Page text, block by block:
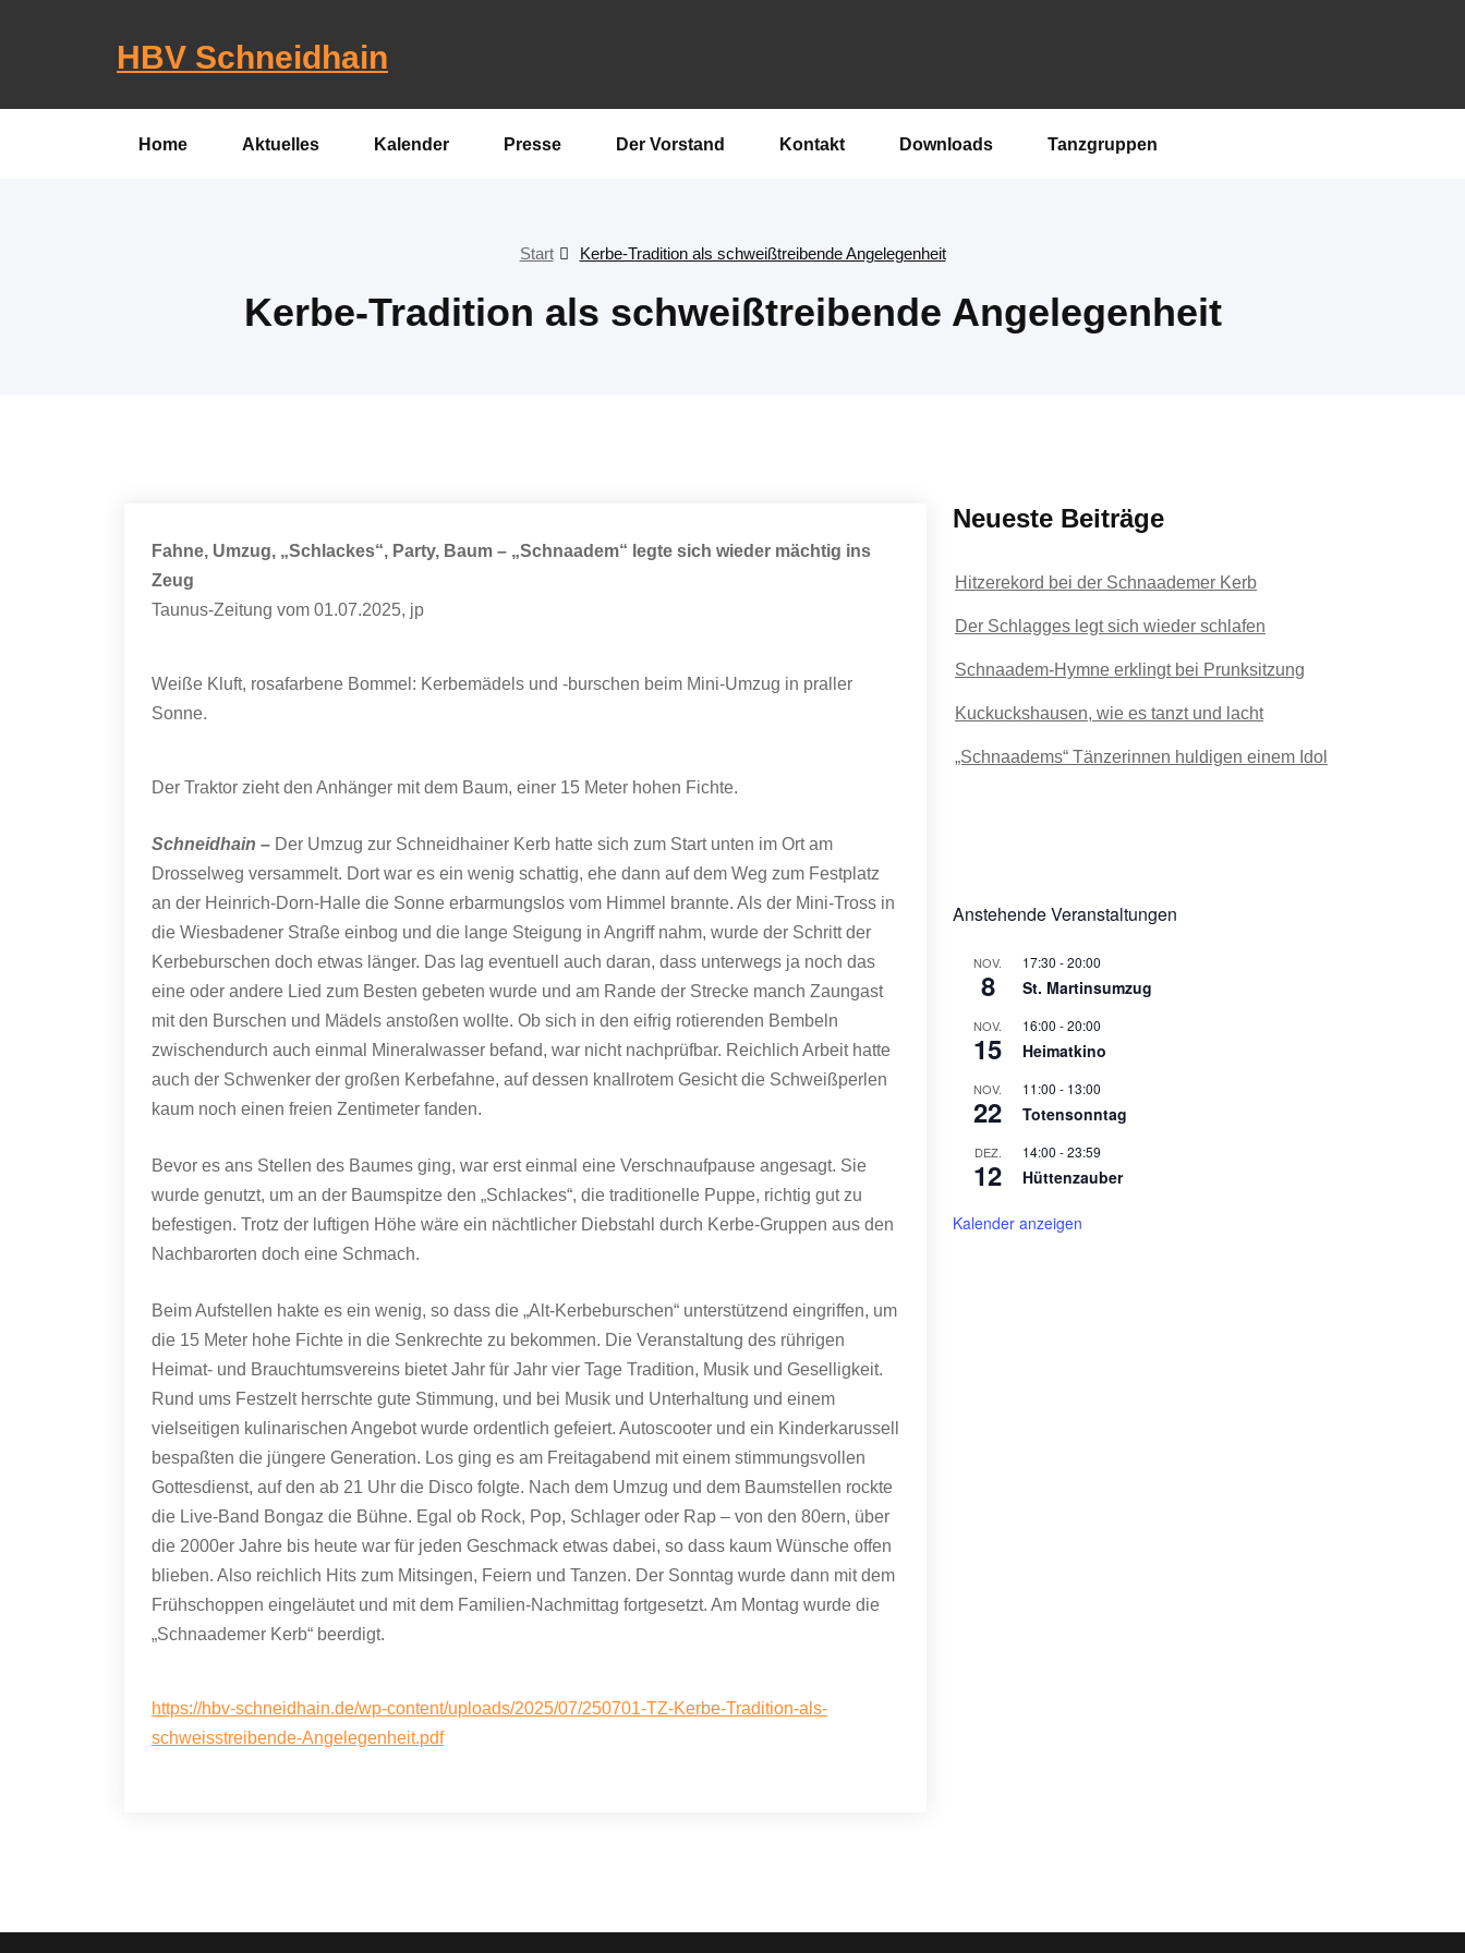
HBV Schneidhain
Home Aktuelles Kalender Presse Der Vorstand Kontakt Downloads Tanzgruppen
Start Kerbe-Tradition als schweißtreibende Angelegenheit
Kerbe-Tradition als schweißtreibende Angelegenheit
Fahne, Umzug, „Schlackes“, Party, Baum – „Schnaadem“ legte sich wieder mächtig ins
Zeug
Taunus-Zeitung vom 01.07.2025, jp
Weiße Kluft, rosafarbene Bommel: Kerbemädels und -burschen beim Mini-Umzug in praller
Sonne.
Der Traktor zieht den Anhänger mit dem Baum, einer 15 Meter hohen Fichte.
Schneidhain – Der Umzug zur Schneidhainer Kerb hatte sich zum Start unten im Ort am
Drosselweg versammelt. Dort war es ein wenig schattig, ehe dann auf dem Weg zum Festplatz
an der Heinrich-Dorn-Halle die Sonne erbarmungslos vom Himmel brannte. Als der Mini-Tross in
die Wiesbadener Straße einbog und die lange Steigung in Angriff nahm, wurde der Schritt der
Kerbeburschen doch etwas länger. Das lag eventuell auch daran, dass unterwegs ja noch das
eine oder andere Lied zum Besten gebeten wurde und am Rande der Strecke manch Zaungast
mit den Burschen und Mädels anstoßen wollte. Ob sich in den eifrig rotierenden Bembeln
zwischendurch auch einmal Mineralwasser befand, war nicht nachprüfbar. Reichlich Arbeit hatte
auch der Schwenker der großen Kerbefahne, auf dessen knallrotem Gesicht die Schweißperlen
kaum noch einen freien Zentimeter fanden.
Bevor es ans Stellen des Baumes ging, war erst einmal eine Verschnaufpause angesagt. Sie
wurde genutzt, um an der Baumspitze den „Schlackes“, die traditionelle Puppe, richtig gut zu
befestigen. Trotz der luftigen Höhe wäre ein nächtlicher Diebstahl durch Kerbe-Gruppen aus den
Nachbarorten doch eine Schmach.
Beim Aufstellen hakte es ein wenig, so dass die „Alt-Kerbeburschen“ unterstützend eingriffen, um
die 15 Meter hohe Fichte in die Senkrechte zu bekommen. Die Veranstaltung des rührigen
Heimat- und Brauchtumsvereins bietet Jahr für Jahr vier Tage Tradition, Musik und Geselligkeit.
Rund ums Festzelt herrschte gute Stimmung, und bei Musik und Unterhaltung und einem
vielseitigen kulinarischen Angebot wurde ordentlich gefeiert. Autoscooter und ein Kinderkarussell
bespaßten die jüngere Generation. Los ging es am Freitagabend mit einem stimmungsvollen
Gottesdienst, auf den ab 21 Uhr die Disco folgte. Nach dem Umzug und dem Baumstellen rockte
die Live-Band Bongaz die Bühne. Egal ob Rock, Pop, Schlager oder Rap – von den 80ern, über
die 2000er Jahre bis heute war für jeden Geschmack etwas dabei, so dass kaum Wünsche offen
blieben. Also reichlich Hits zum Mitsingen, Feiern und Tanzen. Der Sonntag wurde dann mit dem
Frühschoppen eingeläutet und mit dem Familien-Nachmittag fortgesetzt. Am Montag wurde die
„Schnaademer Kerb“ beerdigt.
https://hbv-schneidhain.de/wp-content/uploads/2025/07/250701-TZ-Kerbe-Tradition-als-
schweisstreibende-Angelegenheit.pdf
Neueste Beiträge
Hitzerekord bei der Schnaademer Kerb
Der Schlagges legt sich wieder schlafen
Schnaadem-Hymne erklingt bei Prunksitzung
Kuckuckshausen, wie es tanzt und lacht
„Schnaadems“ Tänzerinnen huldigen einem Idol
Anstehende Veranstaltungen
NOV.
8
17:30 -20:00
St. Martinsumzug
NOV.
15
16:00 -20:00
Heimatkino
NOV.
22
11:00 - 13:00
Totensonntag
DEZ.
12
14:00 -23:59
Hüttenzauber
Kalender anzeigen